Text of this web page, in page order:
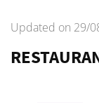
Updated on 29/